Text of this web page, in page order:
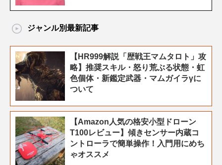
ジャンル別最新記事
【HR999解説「歴戦王マムタロト」攻
略】推奨スキル・怒り荒ぶる状態・虹
色個体・新鑑定武器・マムガイラγに
ついて
【Amazon人気の格安小型ドローン
T100レビュー】傾きセンサー内蔵コ
ントローラで簡単操作！入門用にめち
ゃオススメ